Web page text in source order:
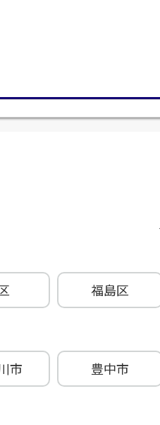
福島区
市 豊中市